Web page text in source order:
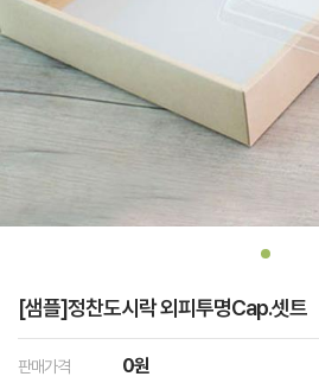
[샘플]정찬도시락 외피투명Cap.셋트
판매가격 0원